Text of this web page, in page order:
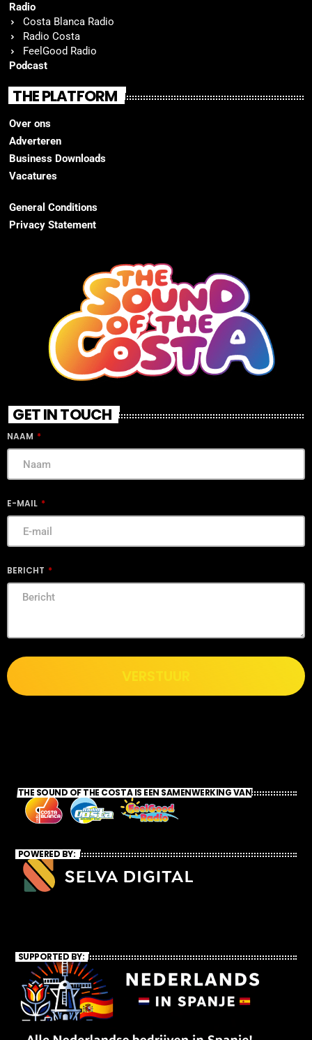
Radio
Costa Blanca Radio
Radio Costa
FeelGood Radio
Podcast
THE PLATFORM
Over ons
Adverteren
Business Downloads
Vacatures
General Conditions
Privacy Statement
GET IN TOUCH
NAAM
E-MAIL
BERICHT
VERSTUUR
THE SOUND OF THE COSTA IS EEN SAMENWERKING VAN
POWERED BY:
SUPPORTED BY: